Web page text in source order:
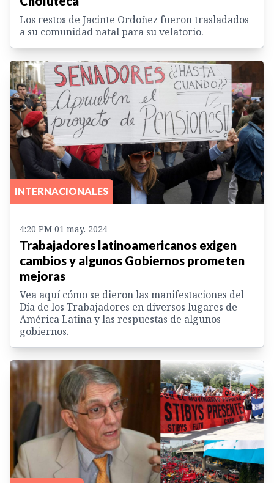
Los restos de Jacinte Ordoñez fueron trasladados
a su comunidad natal para su velatorio.
INTERNACIONALES
4:20 PM 01 may. 2024
Trabajadores latinoamericanos exigen
cambios y algunos Gobiernos prometen
mejoras
Vea aquí cómo se dieron las manifestaciones del
Día de los Trabajadores en diversos lugares de
América Latina y las respuestas de algunos
gobiernos.